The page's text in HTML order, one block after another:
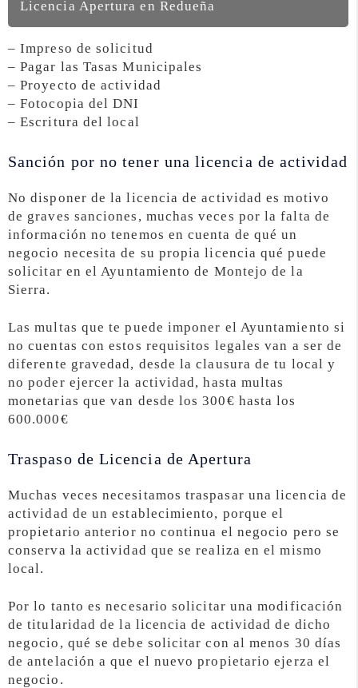
Licencia Apertura en Redueña
– Impreso de solicitud
– Pagar las Tasas Municipales
– Proyecto de actividad
– Fotocopia del DNI
– Escritura del local
Sanción por no tener una licencia de actividad
No disponer de la licencia de actividad es motivo
de graves sanciones, muchas veces por la falta de
información no tenemos en cuenta de qué un
negocio necesita de su propia licencia qué puede
solicitar en el Ayuntamiento de Montejo de la
Sierra.
Las multas que te puede imponer el Ayuntamiento si
no cuentas con estos requisitos legales van a ser de
diferente gravedad, desde la clausura de tu local y
no poder ejercer la actividad, hasta multas
monetarias que van desde los 300€ hasta los
600.000€
Traspaso de Licencia de Apertura
Muchas veces necesitamos traspasar una licencia de
actividad de un establecimiento, porque el
propietario anterior no continua el negocio pero se
conserva la actividad que se realiza en el mismo
local.
Por lo tanto es necesario solicitar una modificación
de titularidad de la licencia de actividad de dicho
negocio, qué se debe solicitar con al menos 30 días
de antelación a que el nuevo propietario ejerza el
negocio.